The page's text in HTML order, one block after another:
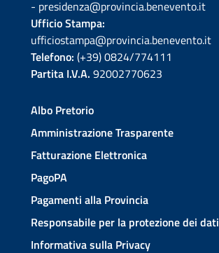
- presidenza@provincia.benevento.it
Ufficio Stampa:
ufficiostampa@provincia.benevento.it
Telefono: (+39) 0824/774111
Partita I.V.A. 92002770623
Albo Pretorio
Amministrazione Trasparente
Fatturazione Elettronica
PagoPA
Pagamenti alla Provincia
Responsabile per la protezione dei dati
Informativa sulla Privacy